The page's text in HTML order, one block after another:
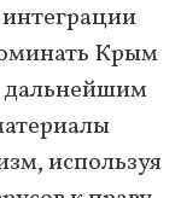
Крым
дальнейшим
используя